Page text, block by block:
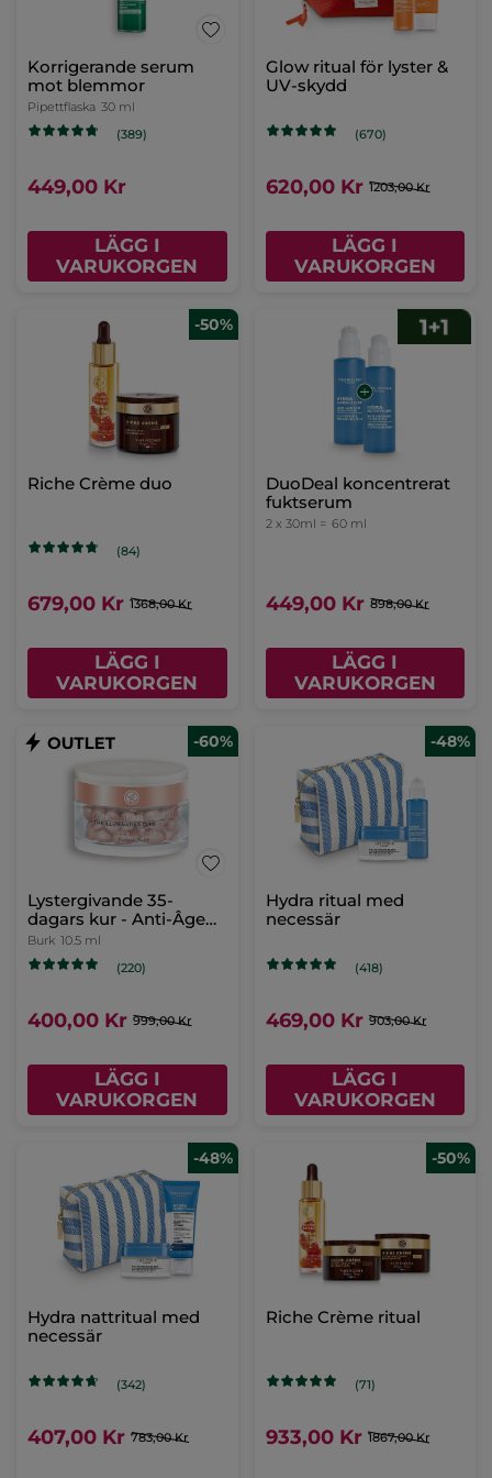
Korrigerande serum
mot blemmor
Pipettflaska 30 ml
(389)
449,00 Kr
LÄGG I
VARUKORGEN
Glow ritual för lyster &
UV-skydd
(670)
620,00 Kr 1203,00 Kr
LÄGG I
VARUKORGEN
-50%
Riche Crème duo
(84)
679,00 Kr 1368,00 Kr
LÄGG I
VARUKORGEN
DuoDeal koncentrerat
fuktserum
2 x 30ml = 60 ml
449,00 Kr 898,00 Kr
LÄGG I
VARUKORGEN
-60%
Lystergivande 35-
dagars kur - Anti-Âge
Global
Burk 10.5 ml
(220)
400,00 Kr 999,00 Kr
LÄGG I
VARUKORGEN
-48%
Hydra ritual med
necessär
(418)
469,00 Kr 903,00 Kr
LÄGG I
VARUKORGEN
-48%
Hydra nattritual med
necessär
(342)
407,00 Kr 783,00 Kr
-50%
Riche Crème ritual
(71)
933,00 Kr 1867,00 Kr